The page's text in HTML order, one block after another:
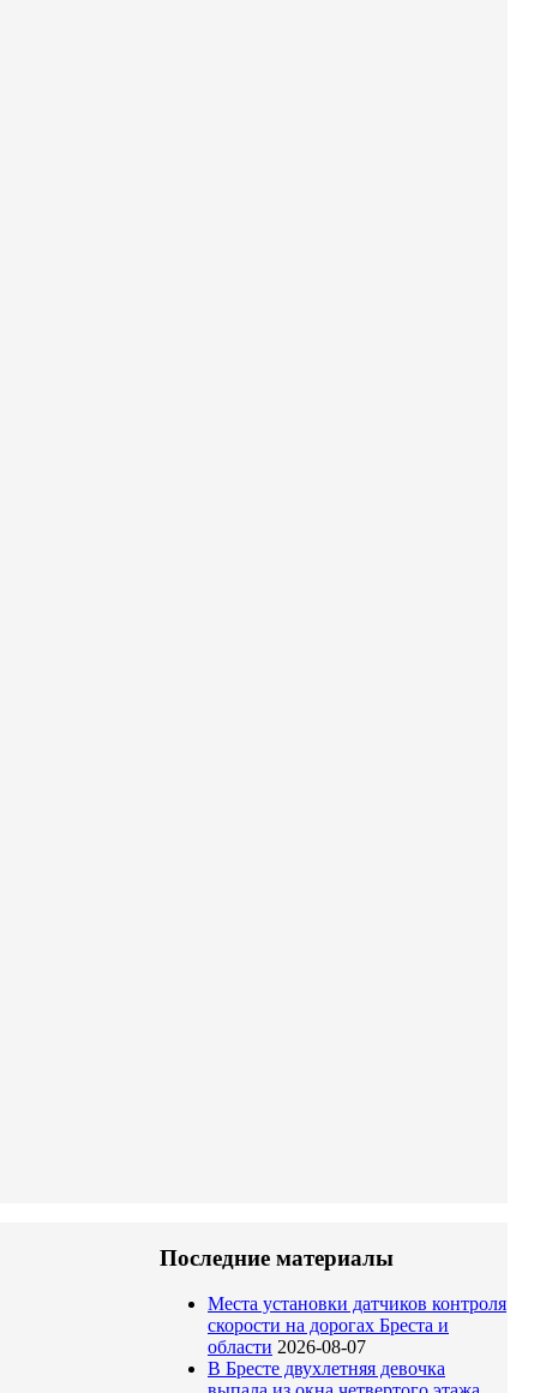
Последние материалы
Места установки датчиков контроля
скорости на дорогах Бреста и
области 2026-08-07
В Бресте двухлетняя девочка